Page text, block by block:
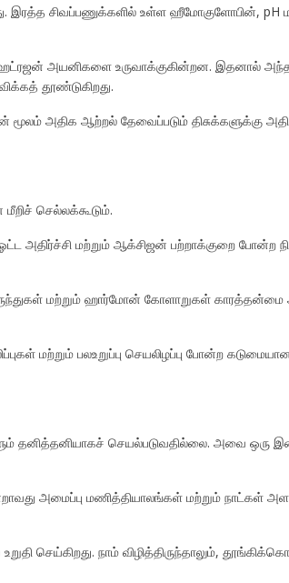
இரத்த சிவப்பணுக்களில் உள்ள ஹீமோகுளோபின், pH
அயனிகளை உருவாக்குகின்றன. இதனால் அந்த
தூண்டுகிறது.
மூலம் அதிக ஆற்றல் தேவைப்படும் திசுக்களுக்கு
செல்லக்கூடும்.
அதிர்ச்சி மற்றும் ஆக்சிஜன் பற்றாக்குறை போன்ற
மற்றும் ஹார்மோன் கோளாறுகள் காரத்தன்மை
மற்றும் பலஉறுப்பு செயலிழப்பு போன்ற
தனித்தனியாகச் செயல்படுவதில்லை. அவை ஒரு
அமைப்பு மணித்தியாலங்கள் மற்றும் நாட்கள்
செய்கிறது. நாம் விழித்திருந்தாலும்,